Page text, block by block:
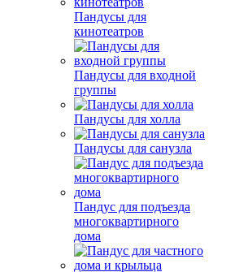
Пандусы для
кинотеатров
Пандусы для входной
группы
Пандусы для холла
Пандусы для санузла
Пандус для подъезда
многоквартирного
дома